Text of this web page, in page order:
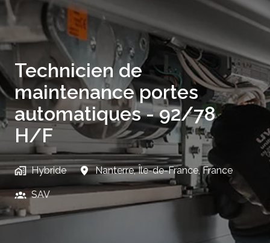
Technicien de
maintenance portes
automatiques - 92/78
H/F
Hybride Nanterre, Île-de-France, France
SAV